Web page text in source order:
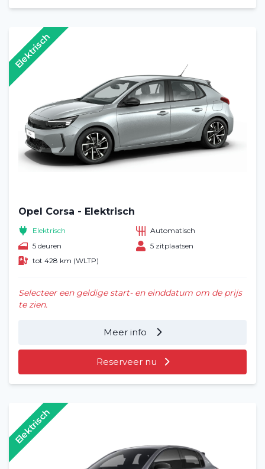
Opel Corsa - Elektrisch
Elektrisch
Automatisch
5 deuren
5 zitplaatsen
tot 428 km (WLTP)
Selecteer een geldige start- en einddatum om de prijs
te zien.
Meer info
Reserveer nu
Elektrisch
Elektrisch